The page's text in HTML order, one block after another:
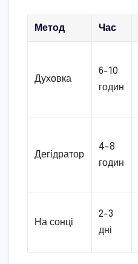
Метод Час
Духовка
6-10
годин
Дегідратор
4-8
годин
На сонці
2-3
дні